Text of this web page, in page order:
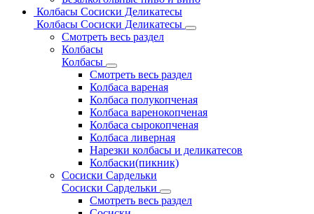
Колбасы Сосиски Деликатесы
Колбасы Сосиски Деликатесы
Смотреть весь раздел
Колбасы
Колбасы
Смотреть весь раздел
Колбаса вареная
Колбаса полукопченая
Колбаса варенокопченая
Колбаса сырокопченая
Колбаса ливерная
Нарезки колбасы и деликатесов
Колбаски(пикник)
Сосиски Сардельки
Сосиски Сардельки
Смотреть весь раздел